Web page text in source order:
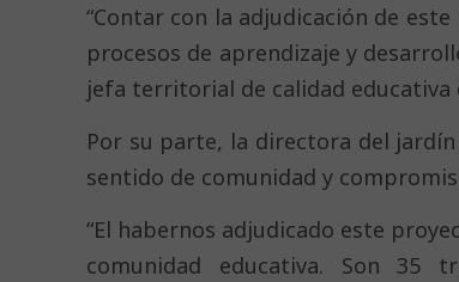
“Contar con la adjudicación de
procesos de aprendizaje y
jefa territorial de calidad educativa
Por su parte, la directora del
sentido de comunidad y
“El habernos adjudicado este
comunidad educativa. Son 35